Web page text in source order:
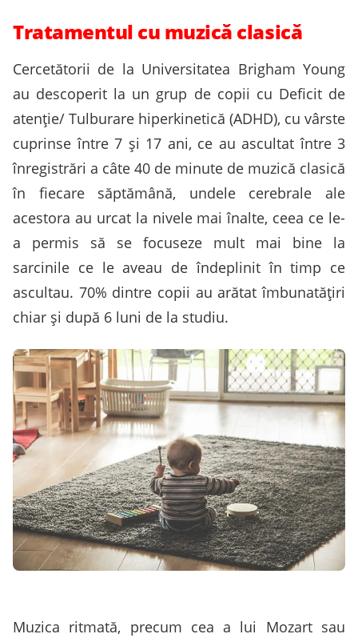
Tratamentul cu muzică clasică
Cercetătorii de la Universitatea Brigham Young
au descoperit la un grup de copii cu Deficit de
atenție/ Tulburare hiperkinetică (ADHD), cu vârste
cuprinse între 7 și 17 ani, ce au ascultat între 3
înregistrări a câte 40 de minute de muzică clasică
în fiecare săptămână, undele cerebrale ale
acestora au urcat la nivele mai înalte, ceea ce le-
a permis să se focuseze mult mai bine la
sarcinile ce le aveau de îndeplinit în timp ce
ascultau. 70% dintre copii au arătat îmbunatățiri
chiar și după 6 luni de la studiu.
Muzica ritmată, precum cea a lui Mozart sau